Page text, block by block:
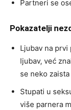
Partneri se
Pokazatelji
Ljubav na
ljubav, već
se neko
Stupati u
više parnera